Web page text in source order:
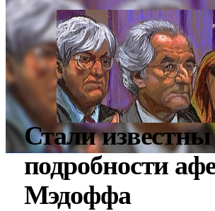
Стали
подробности
Мэдоффа